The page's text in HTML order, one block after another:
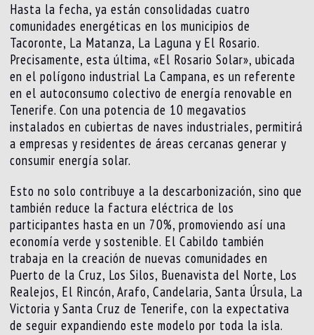
Hasta la fecha, ya están consolidadas cuatro
comunidades energéticas en los municipios de
Tacoronte, La Matanza, La Laguna y El Rosario.
Precisamente, esta última, «El Rosario Solar», ubicada
en el polígono industrial La Campana, es un referente
en el autoconsumo colectivo de energía renovable en
Tenerife. Con una potencia de 10 megavatios
instalados en cubiertas de naves industriales, permitirá
a empresas y residentes de áreas cercanas generar y
consumir energía solar.
Esto no solo contribuye a la descarbonización, sino que
también reduce la factura eléctrica de los
participantes hasta en un 70%, promoviendo así una
economía verde y sostenible. El Cabildo también
trabaja en la creación de nuevas comunidades en
Puerto de la Cruz, Los Silos, Buenavista del Norte, Los
Realejos, El Rincón, Arafo, Candelaria, Santa Úrsula, La
Victoria y Santa Cruz de Tenerife, con la expectativa
de seguir expandiendo este modelo por toda la isla.